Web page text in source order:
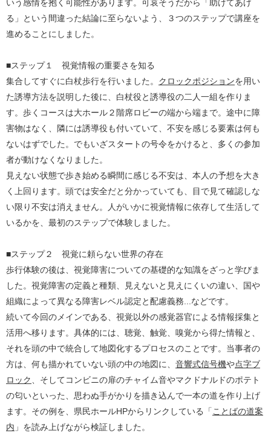
いう感情を抱く可能性があります。可哀そうだから「助けてあげ
る」という間違った結論に至らないよう、３つのステップで講座を
進めることにしました。
■ステップ１ 視覚情報の重要さを知る
集合してすぐに白杖歩行を行いました。 クロックポジションを用い
た誘導方法を説明した後に、白杖役と誘導役の二人一組を作りま
す。歩くコースは大ホール２階席ロビーの端から端まで。途中に障
害物はなく、隣には誘導役も付いていて、不安を感じる要素は何も
ないはずでした。でもいざスタートの号令をかけると、多くの参加
者が動けなくなりました。
見えない状態で歩き始める瞬間に感じる不安は、本人の予想を大き
く上回ります。頭では安全だと分かっていても、目で見て確認しな
い限り不安は消えません。人がいかに視覚情報に依存して生活して
いるかを、最初のステップで体験しました。
■ステップ２ 視覚に頼らない世界の存在
歩行体験の後は、視覚障害についての基礎的な知識をざっと学びま
した。視覚障害の定義と種類、見えないと見えにくいの違い、国や
組織によって異なる障害レベル認定と配慮義務...などです。
続いて今回のメインである、視覚以外の感覚器官による情報採集と
活用へ移ります。具体的には、聴覚、触覚、嗅覚から得た情報と、
それを頭の中で統合して地図化するプロセスのことです。当事者の
方は、何も描かれていない頭の中の地図に、 音響式信号機や点字ブ
ロック
、そしてコンビニの扉のチャイム音やマクドナルドのポテト
の匂いといった、思わぬ手がかりを描き込んで一本の道を作り上げ
ます。その例を、県民ホールHPからリンクしている「 ことばの道案
内 」を読み上げながら検証しました。